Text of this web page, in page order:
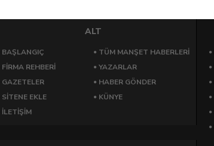
ALT
BAŞLANGIÇ
TÜM MANŞET HABERLERİ
FİRMA REHBERİ
YAZARLAR
GAZETELER
HABER GÖNDER
SİTENE EKLE
KÜNYE
İLETİŞİM